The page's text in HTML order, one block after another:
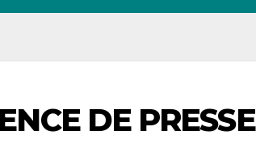
DE PRESSE